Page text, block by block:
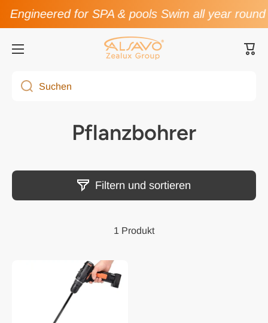
Direkt zum Inhalt
Engineered for SPA & pools Swim all year round
Suchen
Pflanzbohrer
Filtern und sortieren
1 Produkt